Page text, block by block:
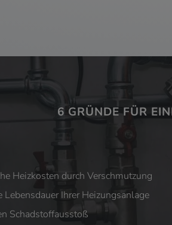
6 GRÜNDE FÜR
Heizkosten durch Verschmutzung
Lebensdauer Ihrer Heizungsanlage
Schadstoffausstoß